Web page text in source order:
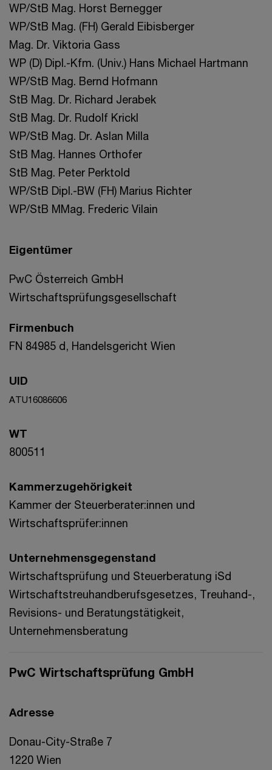
WP/StB Mag. Horst Bernegger
WP/StB Mag. (FH) Gerald Eibisberger
Mag. Dr. Viktoria Gass
WP (D) Dipl.-Kfm. (Univ.) Hans Michael Hartmann
WP/StB Mag. Bernd Hofmann
StB Mag. Dr. Richard Jerabek
StB Mag. Dr. Rudolf Krickl
WP/StB Mag. Dr. Aslan Milla
StB Mag. Hannes Orthofer
StB Mag. Peter Perktold
WP/StB Dipl.-BW (FH) Marius Richter
WP/StB MMag. Frederic Vilain
Eigentümer
PwC Österreich GmbH
Wirtschaftsprüfungsgesellschaft
Firmenbuch
FN 84985 d, Handelsgericht Wien
UID
ATU16086606
WT
800511
Kammerzugehörigkeit
Kammer der Steuerberater:innen und
Wirtschaftsprüfer:innen
Unternehmensgegenstand
Wirtschaftsprüfung und Steuerberatung iSd
Wirtschaftstreuhandberufsgesetzes, Treuhand-,
Revisions- und Beratungstätigkeit,
Unternehmensberatung
PwC Wirtschaftsprüfung GmbH
Adresse
Donau-City-Straße 7
1220 Wien